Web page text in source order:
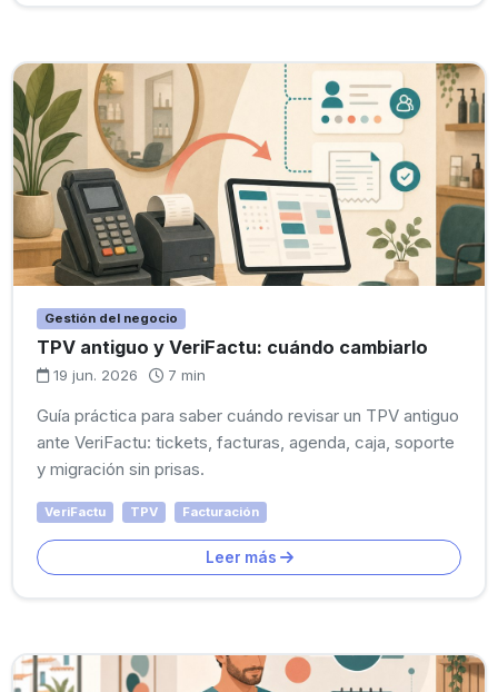
Gestión del negocio
TPV antiguo y VeriFactu: cuándo cambiarlo
19 jun. 2026 7 min
Guía práctica para saber cuándo revisar un TPV antiguo
ante VeriFactu: tickets, facturas, agenda, caja, soporte
y migración sin prisas.
VeriFactu TPV Facturación
Leer más